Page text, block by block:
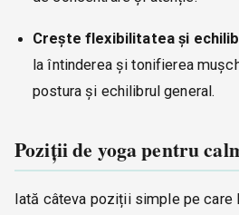
Crește flexibilitatea și
la întinderea și tonifierea
postura și echilibrul general.
Poziții de yoga pentru
Iată câteva poziții simple pe